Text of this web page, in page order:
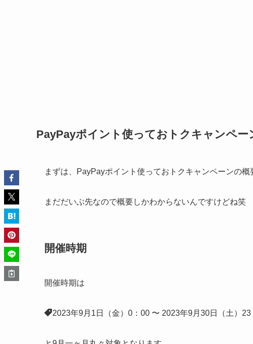
PayPayポイント使っておトクキャンペー
まずは、PayPayポイント使っておトクキャンペーンの概
まだだいぶ先なので概要しかわからないんですけどね笑
開催時期
開催時期は
2023年9月1日（金）0：00 〜 2023年9月30日（土）23